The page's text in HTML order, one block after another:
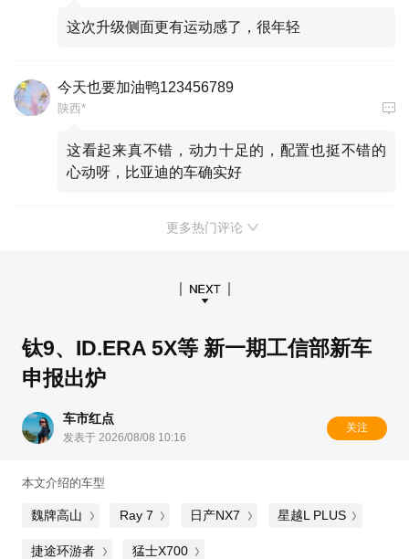
这次升级侧面更有运动感了，很年轻
今天也要加油鸭123456789
陕西*
这看起来真不错，动力十足的，配置也挺不错的
心动呀，比亚迪的车确实好
更多热门评论
钛9、ID.ERA 5X等 新一期工信部新车
申报出炉
车市红点
发表于 2026/08/08 10:16
关注
本文介绍的车型
魏牌高山 Ray 7 日产NX7 星越L PLUS
捷途环游者 猛士X700